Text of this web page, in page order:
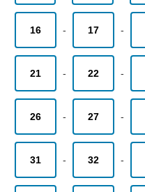
16 - 17 -
21 - 22 -
26 - 27 -
31 - 32 -